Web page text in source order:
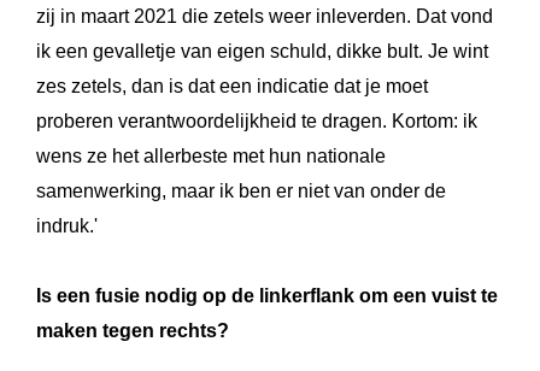
zij in maart 2021 die zetels weer inleverden. Dat vond
ik een gevalletje van eigen schuld, dikke bult. Je wint
zes zetels, dan is dat een indicatie dat je moet
proberen verantwoordelijkheid te dragen. Kortom: ik
wens ze het allerbeste met hun nationale
samenwerking, maar ik ben er niet van onder de
indruk.'
Is een fusie nodig op de linkerflank om een vuist te
maken tegen rechts?